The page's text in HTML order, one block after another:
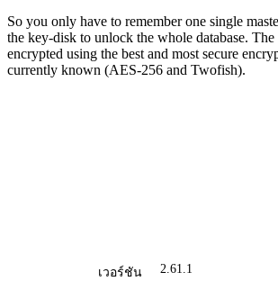
So you only have to remember one single
the key-disk to unlock the whole database. The
encrypted using the best and most secure
currently known (AES-256 and Twofish).
เวอร์ชัน 2.61.1